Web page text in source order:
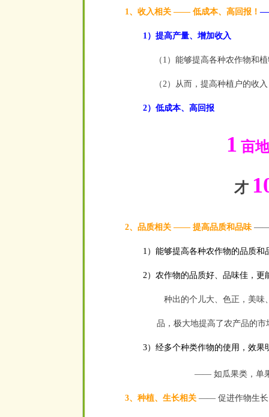
1、收入相关 —— 低成本、高回报！
1）提高产量、增加收入
（1）能够提高各种农作物和
（2）从而，提高种植户的收
2）低成本、高回报
1 亩地
才
2、品质相关 —— 提高品质和品味
1）能够提高各种农作物的品质和
2）农作物的品质好、品味佳，更
种出的个儿大、色正，美味
品，极大地提高了农产品的
3）经多个种类作物的使用，效果
——如瓜果类，单
3、种植、生长相关 —— 促进作物生